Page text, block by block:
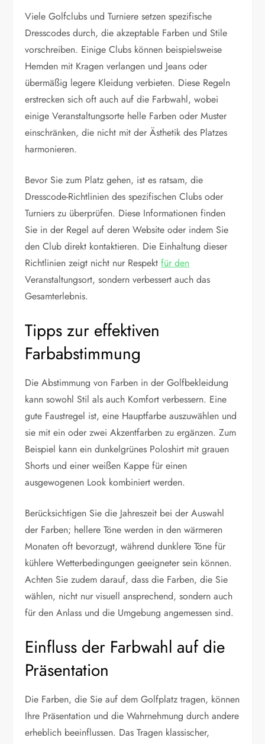
Viele Golfclubs und Turniere setzen spezifische
Dresscodes durch, die akzeptable Farben und Stile
vorschreiben. Einige Clubs können beispielsweise
Hemden mit Kragen verlangen und Jeans oder
übermäßig legere Kleidung verbieten. Diese Regeln
erstrecken sich oft auch auf die Farbwahl, wobei
einige Veranstaltungsorte helle Farben oder Muster
einschränken, die nicht mit der Ästhetik des Platzes
harmonieren.
Bevor Sie zum Platz gehen, ist es ratsam, die
Dresscode-Richtlinien des spezifischen Clubs oder
Turniers zu überprüfen. Diese Informationen finden
Sie in der Regel auf deren Website oder indem Sie
den Club direkt kontaktieren. Die Einhaltung dieser
Richtlinien zeigt nicht nur Respektfür den
Veranstaltungsort, sondern verbessert auch das
Gesamterlebnis.
Tipps zur effektiven
Farbabstimmung
Die Abstimmung von Farben in der Golfbekleidung
kann sowohl Stil als auch Komfort verbessern. Eine
gute Faustregel ist, eine Hauptfarbe auszuwählen und
sie mit ein oder zwei Akzentfarben zu ergänzen. Zum
Beispiel kann ein dunkelgrünes Poloshirt mit grauen
Shorts und einer weißen Kappe für einen
ausgewogenen Look kombiniert werden.
Berücksichtigen Sie die Jahreszeit bei der Auswahl
der Farben; hellere Töne werden in den wärmeren
Monaten oft bevorzugt, während dunklere Töne für
kühlere Wetterbedingungen geeigneter sein können.
Achten Sie zudem darauf, dass die Farben, die Sie
wählen, nicht nur visuell ansprechend, sondern auch
für den Anlass und die Umgebung angemessen sind.
Einfluss der Farbwahl auf die
Präsentation
Die Farben, die Sie auf dem Golfplatz tragen, können
Ihre Präsentation und die Wahrnehmung durch andere
erheblich beeinflussen. Das Tragen klassischer,